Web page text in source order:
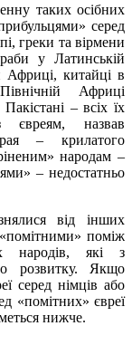
таких осібних
серед
греки та вірмени
у Латинській
Африці, китайці в
Африці
– всіх їх
євреям, назвав
– крилатого
народам –
– недостатньо
від інших
поміж
народів, які з
розвитку. Якщо
серед німців або
«помітних» євреї
нижче.